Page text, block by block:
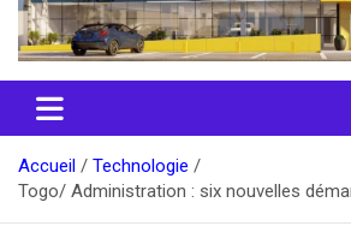
Accueil
Technologie
Togo/ Administration : six nouvelles